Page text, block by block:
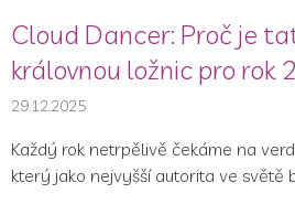
Cloud Dancer: Proč je
královnou ložnic pro rok
29.12.2025
Každý rok netrpělivě čekáme na
který jako nejvyšší autorita ve světě